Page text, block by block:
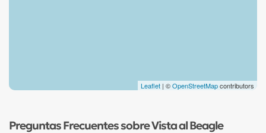
Leaflet | ©OpenStreetMapcontributors
Preguntas Frecuentes sobre Vista al Beagle